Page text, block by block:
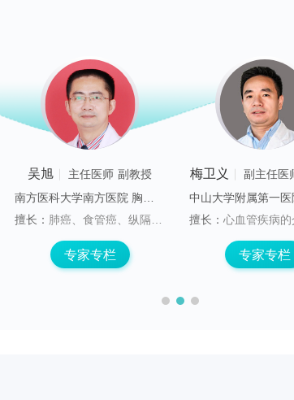
吴旭 主任医师 副教授
擅长： 肺癌、食管癌、纵隔肿瘤、胸壁肿瘤及外伤等胸科疾病的综合诊疗
专家专栏
梅卫义 副主任医
擅长： 心血管疾病的介入诊疗,尤其是冠心病的经
专家专栏